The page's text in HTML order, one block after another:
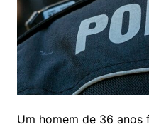
Um homem de 36 anos